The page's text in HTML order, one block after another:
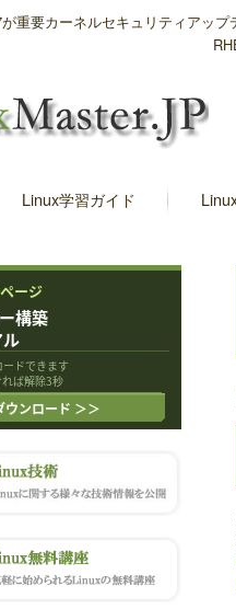
重要カーネルセキュリティアップ
Linux学習ガイド